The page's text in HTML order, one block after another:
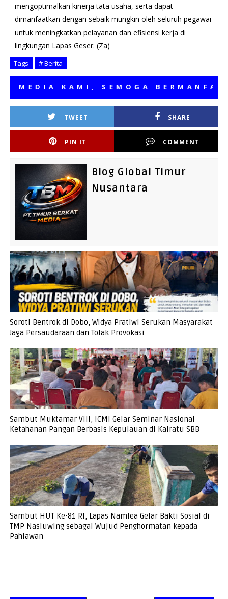
mengoptimalkan kinerja tata usaha, serta dapat
dimanfaatkan dengan sebaik mungkin oleh seluruh pegawai
untuk meningkatkan pelayanan dan efisiensi kerja di
lingkungan Lapas Geser. (Za)
Tags # Berita
KAMI, SEMOGA BERMANFAAT
TWEET SHARE
PIN IT COMMENT
Blog Global Timur
Nusantara
Soroti Bentrok di Dobo, Widya Pratiwi Serukan Masyarakat
Jaga Persaudaraan dan Tolak Provokasi
Sambut Muktamar VIII, ICMI Gelar Seminar Nasional
Ketahanan Pangan Berbasis Kepulauan di Kairatu SBB
Sambut HUT Ke-81 RI, Lapas Namlea Gelar Bakti Sosial di
TMP Nasluwing sebagai Wujud Penghormatan kepada
Pahlawan